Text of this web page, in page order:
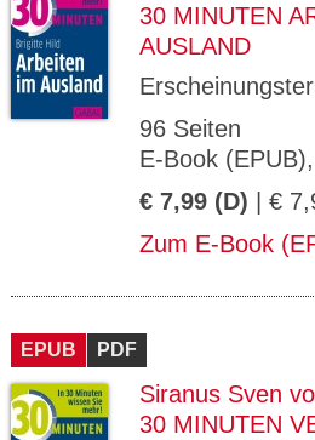
30 MINUTEN
AUSLAND
96 Seiten
E-Book
€ 7,99 (D) | €
Zum E-Book
EPUB PDF
Siranus Sven
30 MINUTEN